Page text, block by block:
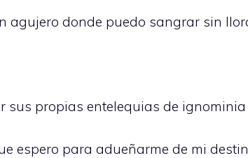
agujero donde puedo sangrar sin
sus propias entelequias de ignominia
espero para adueñarme de mi